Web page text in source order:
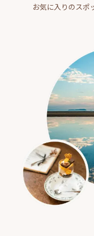
お気に入りのスポ